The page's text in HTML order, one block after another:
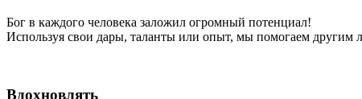
Бог в каждого человека заложил огромный потенциал!
Используя свои дары, таланты или опыт, мы помогаем другим
Вдохновлять